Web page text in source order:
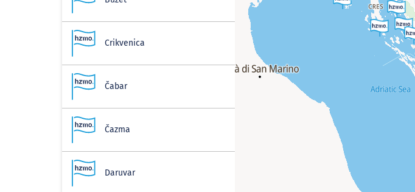
Crikvenica
Čabar
Čazma
Daruvar